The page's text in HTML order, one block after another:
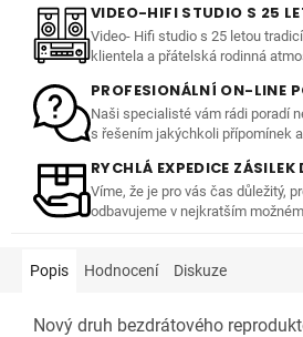
VIDEO-HIFI STUDIO S 25
Video- Hifi studio s 25 letou
klientela a přátelská rodinná
PROFESIONÁLNÍ ON-LINE
Naši specialisté vám rádi poradí
s řešením jakýchkoli přípomínek
RYCHLÁ EXPEDICE
Víme, že je pro vás čas důležitý,
odbavujeme v nejkratším
Popis Hodnocení Diskuze
Nový druh bezdrátového